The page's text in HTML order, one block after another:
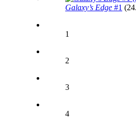
Galaxy’s Edge #1
1
2
3
4